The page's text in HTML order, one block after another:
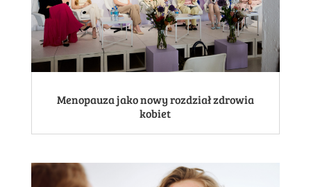
Menopauza jako nowy rozdział zdrowia
kobiet